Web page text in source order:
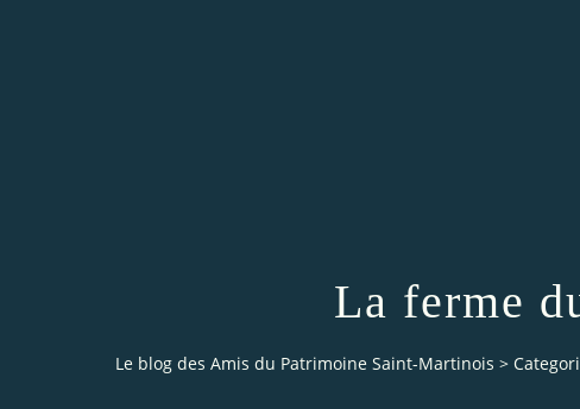
La ferme
Le blog des Amis du Patrimoine Saint-Martinois >